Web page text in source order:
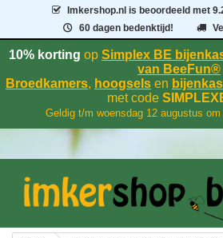
Imkershop.nl is beoordeeld met
60 dagen bedenktijd!
10% korting op Simplex BE
van BeeFun®
Broedkamers, hoogsels en
met code
Geldig t/m woensdag 12 augustus